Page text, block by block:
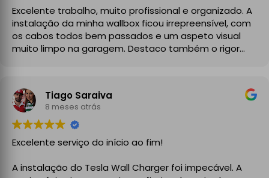
Excelente trabalho, muito profissional e organizado. A
instalação da minha wallbox ficou irrepreensível, com
os cabos todos bem passados e um aspeto visual
muito limpo na garagem. Destaco também o rigor
garantindo toda a segurança e legalidade.
Recomendo vivamente!
Tiago Saraiva
8 meses atrás
Excelente serviço do início ao fim!
A instalação do Tesla Wall Charger foi impecável. A